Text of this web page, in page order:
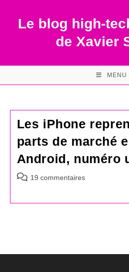
contentLe blog high-
de Xavier
MENU
Les iPhone
parts de marché
Android, numéro
Commentaires
19 commentaires